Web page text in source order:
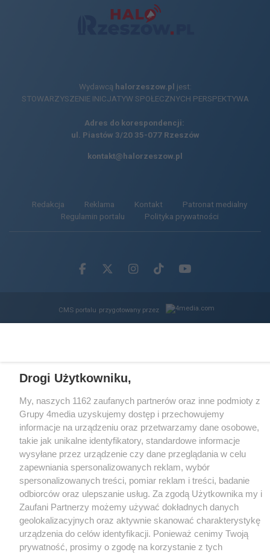
Wydawcą halorzeszow.pl jest:
STOWARZYSZENIE INICJATYW SPOŁECZNYCH PERSPEKTYWA
Adres do korespondencji:
ul. Piastów 3/20 35-077 Rzeszów
kontakt@halorzeszow.pl
Redakcja Reklama Kontakt
Patronat medialny
Regulamin portalu
Polityka prywatności
Facebook.com
X.comInstagram.com
Tiktok.comYoutube.com
CMS portalu przygotowany przez
Unmute Loaded:
Drogi Użytkowniku,
My, naszych 1162 zaufanych partnerów oraz inne podmioty z
Grupy 4media uzyskujemy dostęp i przechowujemy
informacje na urządzeniu oraz przetwarzamy dane osobowe,
takie jak unikalne identyfikatory, standardowe informacje
wysyłane przez urządzenie czy dane przeglądania w celu
zapewniania spersonalizowanych reklam, wybór
spersonalizowanych treści, pomiar reklam i treści, badanie
odbiorców oraz ulepszanie usług. Za zgodą Użytkownika my i
Zaufani Partnerzy możemy używać dokładnych danych
geolokalizacyjnych oraz aktywnie skanować charakterystykę
urządzenia do celów identyfikacji. Ponieważ cenimy Twoją
prywatność, prosimy o zgodę na korzystanie z tych